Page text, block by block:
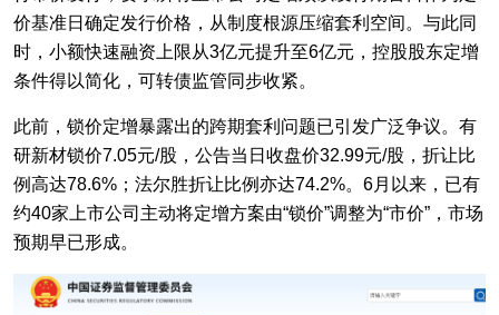
价基准日确定发行价格，从制度根源压缩套利空间。与此同
时，小额快速融资上限从3亿元提升至6亿元，控股股东定增
条件得以简化，可转债监管同步收紧。
此前，锁价定增暴露出的跨期套利问题已引发广泛争议。有
研新材锁价7.05元/股，公告当日收盘价32.99元/股，折让比
例高达78.6%；法尔胜折让比例亦达74.2%。6月以来，已有
约40家上市公司主动将定增方案由“锁价”调整为“市价”，市场
预期早已形成。